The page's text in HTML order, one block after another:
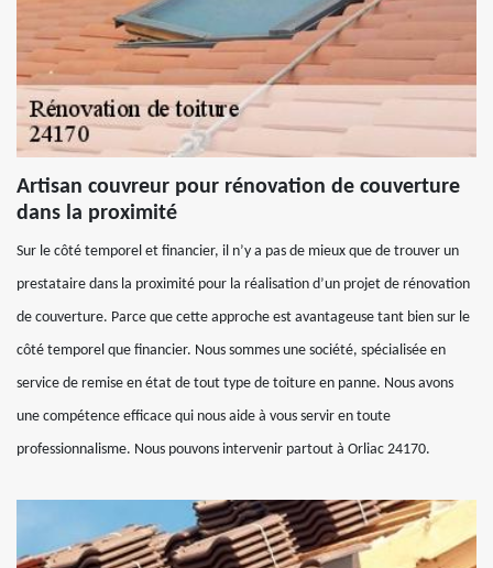
Artisan couvreur pour rénovation de couverture
dans la proximité
Sur le côté temporel et financier, il n’y a pas de mieux que de trouver un
prestataire dans la proximité pour la réalisation d’un projet de rénovation
de couverture. Parce que cette approche est avantageuse tant bien sur le
côté temporel que financier. Nous sommes une société, spécialisée en
service de remise en état de tout type de toiture en panne. Nous avons
une compétence efficace qui nous aide à vous servir en toute
professionnalisme. Nous pouvons intervenir partout à Orliac 24170.